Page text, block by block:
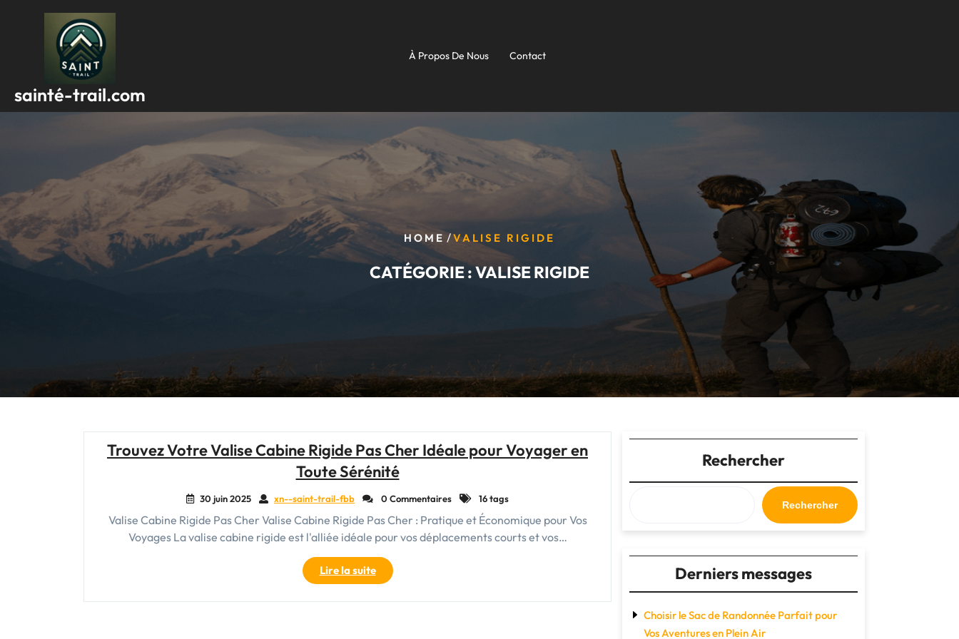
sainté-trail.com
À Propos De Nous Contact
HOME /VALISE RIGIDE
CATÉGORIE :VALISE RIGIDE
Trouvez Votre Valise Cabine Rigide Pas Cher Idéale pour Voyager en
Toute Sérénité
30 juin 2025 xn--saint-trail-fbb 0 Commentaires 16 tags
Valise Cabine Rigide Pas Cher Valise Cabine Rigide Pas Cher : Pratique et Économique pour Vos
Voyages La valise cabine rigide est l'alliée idéale pour vos déplacements courts et vos…
Lire la suite"Trouvez
Votre
Valise
Rechercher
Rechercher
Derniers messages
Choisir le Sac de Randonnée Parfait pour
Vos Aventures en Plein Air